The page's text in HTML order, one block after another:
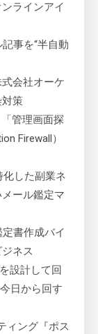
ラインアイ
事を“半自動
会社オーケ
策
管理画面探
Firewall）
化した副業ネ
ール鑑定マ
書作成バイ
ネス
設計して回
日から回す
ィング『ポス